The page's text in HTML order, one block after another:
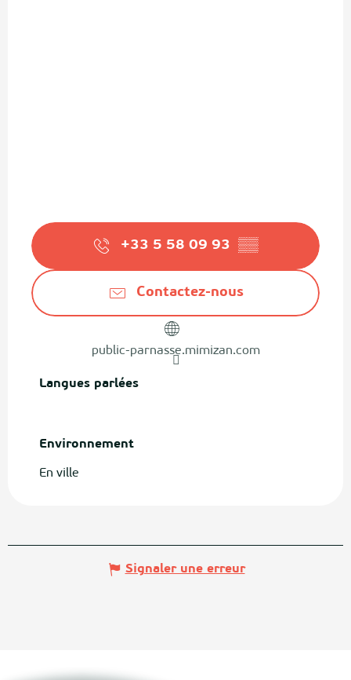
+33 5 58 09 93 ▒▒
Contactez-nous
public-parnasse.mimizan.com
Langues parlées
Langues parlées
Environnement
Environnement
En ville
Signaler une erreur